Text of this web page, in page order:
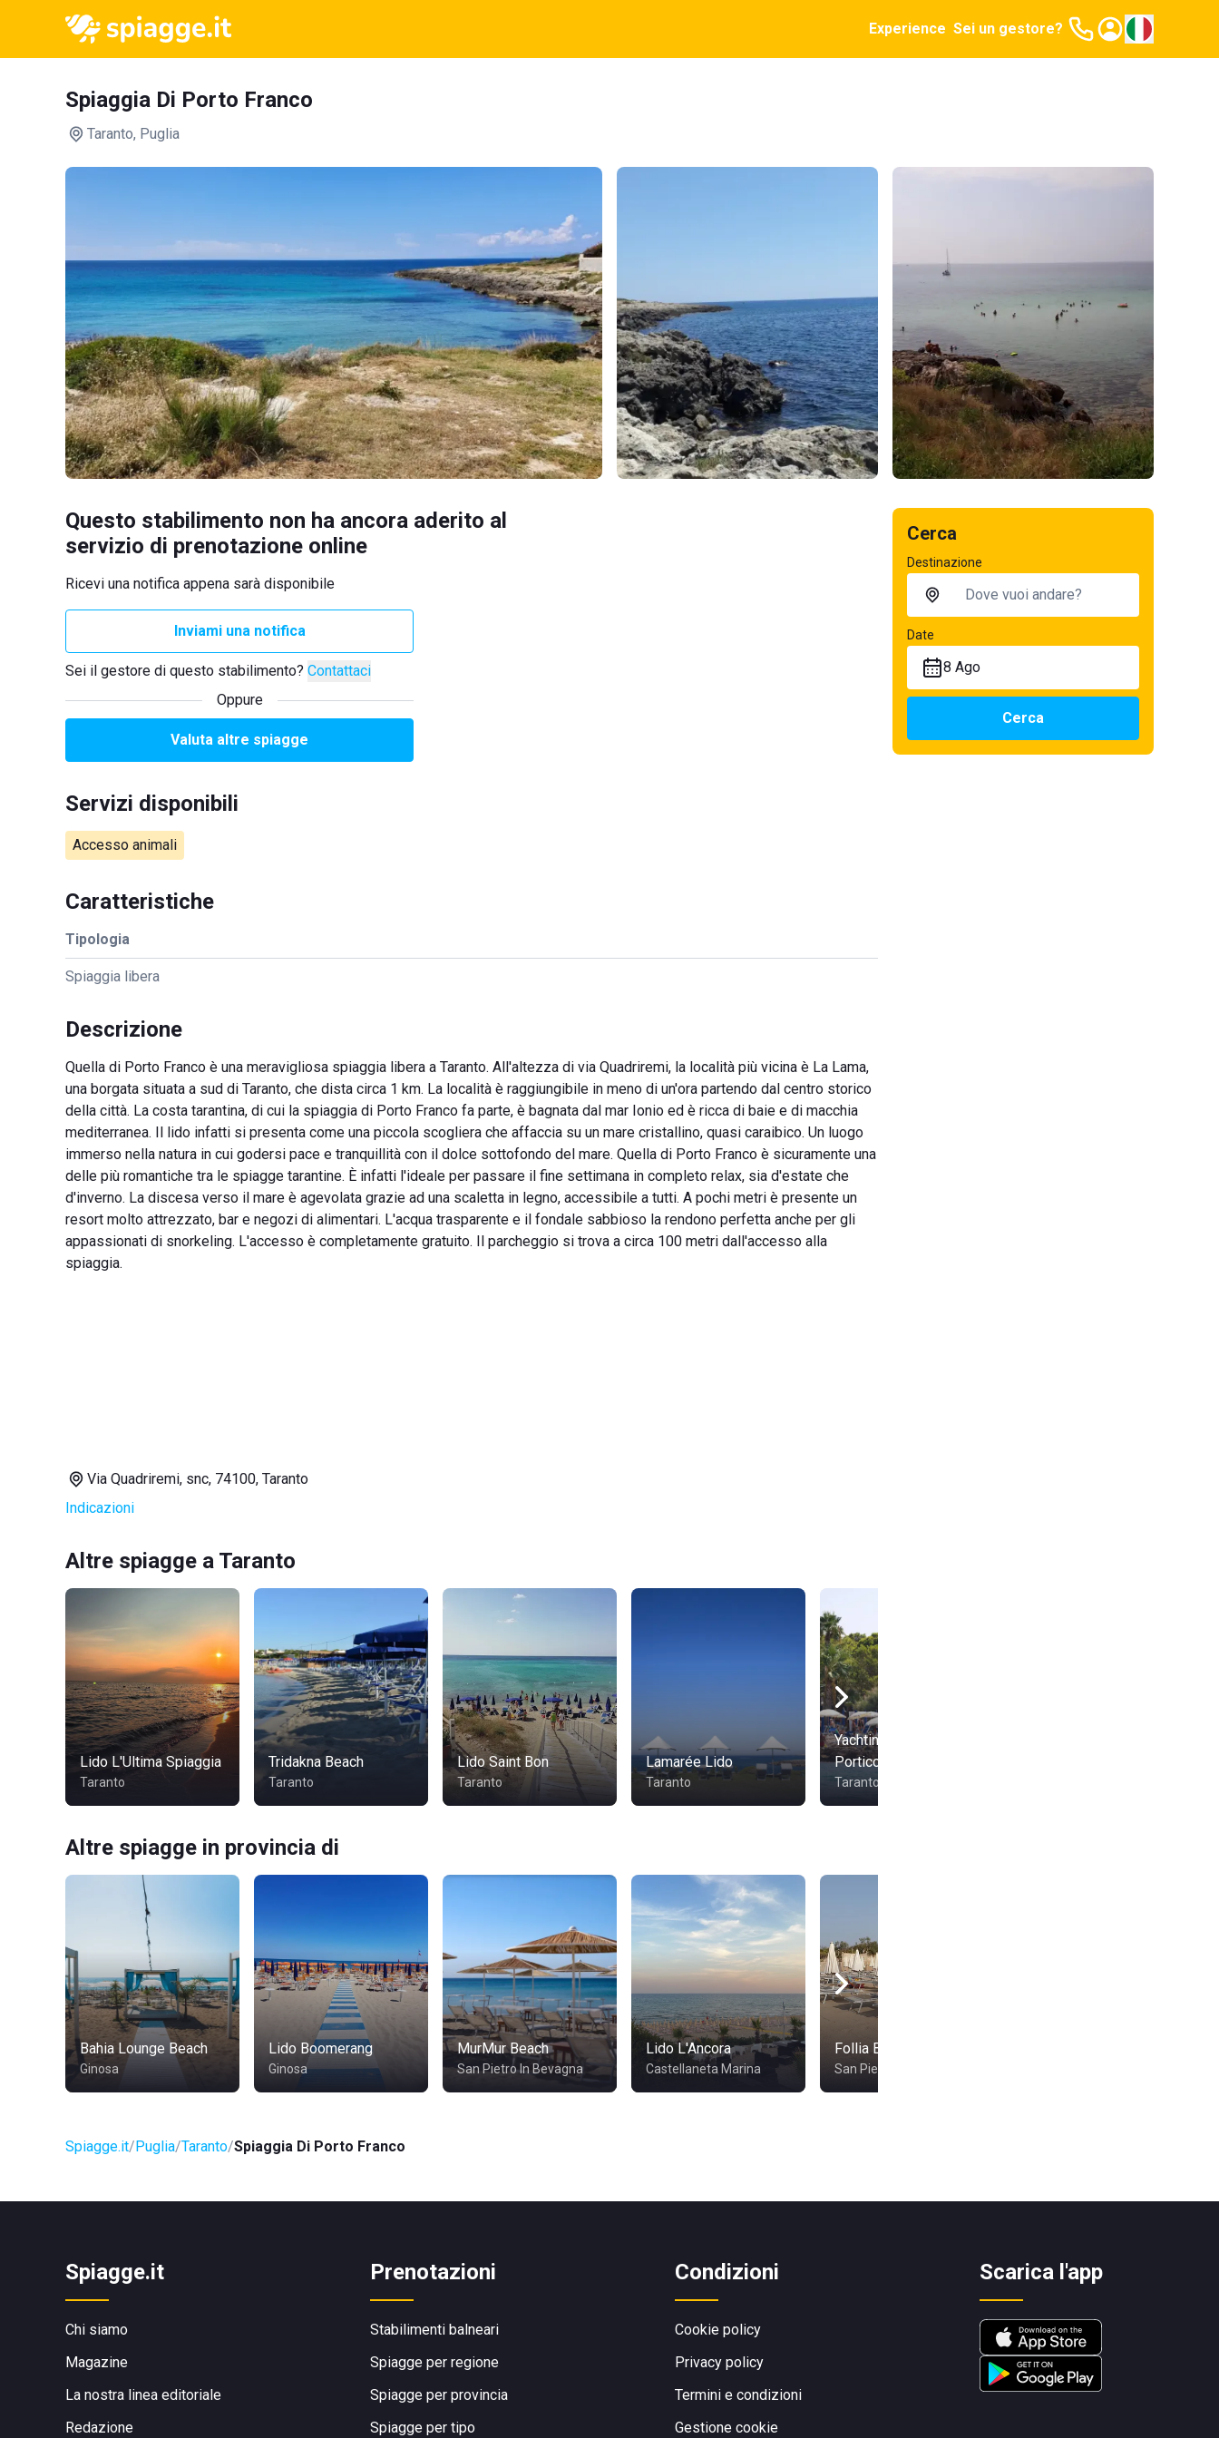
Experience Sei un gestore?
Spiaggia Di Porto Franco
Taranto, Puglia
Questo stabilimento non ha ancora aderito al
servizio di prenotazione online
Ricevi una notifica appena sarà disponibile
Inviami una notifica
Sei il gestore di questo stabilimento? Contattaci
Oppure
Valuta altre spiagge
Servizi disponibili
Accesso animali
Caratteristiche
Tipologia
Spiaggia libera
Descrizione
Quella di Porto Franco è una meravigliosa spiaggia libera a Taranto. All'altezza di via Quadriremi, la località più vicina è La Lama,
una borgata situata a sud di Taranto, che dista circa 1 km. La località è raggiungibile in meno di un'ora partendo dal centro storico
della città. La costa tarantina, di cui la spiaggia di Porto Franco fa parte, è bagnata dal mar Ionio ed è ricca di baie e di macchia
mediterranea. Il lido infatti si presenta come una piccola scogliera che affaccia su un mare cristallino, quasi caraibico. Un luogo
immerso nella natura in cui godersi pace e tranquillità con il dolce sottofondo del mare. Quella di Porto Franco è sicuramente una
delle più romantiche tra le spiagge tarantine. È infatti l'ideale per passare il fine settimana in completo relax, sia d'estate che
d'inverno. La discesa verso il mare è agevolata grazie ad una scaletta in legno, accessibile a tutti. A pochi metri è presente un
resort molto attrezzato, bar e negozi di alimentari. L'acqua trasparente e il fondale sabbioso la rendono perfetta anche per gli
appassionati di snorkeling. L'accesso è completamente gratuito. Il parcheggio si trova a circa 100 metri dall'accesso alla
spiaggia.
Via Quadriremi, snc, 74100, Taranto
Indicazioni
Altre spiagge a Taranto
Lido L'Ultima Spiaggia
Taranto
Tridakna Beach
Taranto
Lido Saint Bon
Taranto
Lamarée Lido
Taranto
Yachting Club
Porticciolo
Taranto
Altre spiagge in provincia di
Bahia Lounge Beach
Ginosa
Lido Boomerang
Ginosa
MurMur Beach
San Pietro In Bevagna
Lido L'Ancora
Castellaneta Marina
Follia Beach
San Pietro In Bevagna
Spiagge.it Puglia Taranto Spiaggia Di Porto Franco
Cerca
Destinazione
Date
8 Ago
Cerca
Spiagge.it
Chi siamo
Magazine
La nostra linea editoriale
Redazione
Prenotazioni
Stabilimenti balneari
Spiagge per regione
Spiagge per provincia
Spiagge per tipo
Condizioni
Cookie policy
Privacy policy
Termini e condizioni
Gestione cookie
Scarica l'app